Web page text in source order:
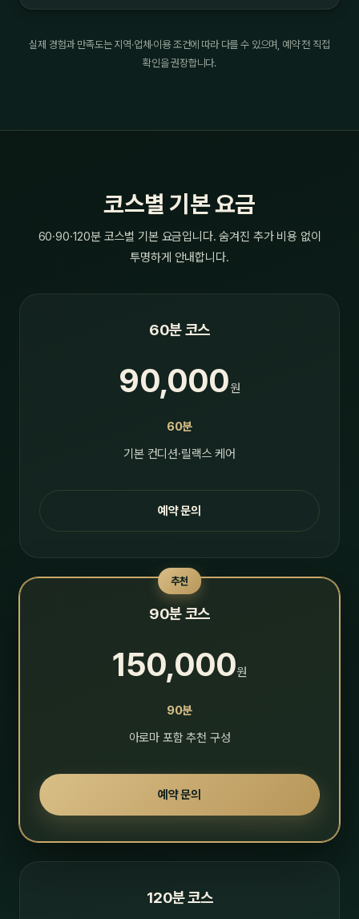
실제 경험과 만족도는 지역·업체·이용 조건에 따라 다를 수 있으며, 예약 전 직접
확인을 권장합니다.
코스별 기본 요금
60·90·120분 코스별 기본 요금입니다. 숨겨진 추가 비용 없이
투명하게 안내합니다.
60분 코스
90,000원
60분
기본 컨디션·릴랙스 케어
예약 문의
추천
90분 코스
150,000원
90분
아로마 포함 추천 구성
예약 문의
120분 코스